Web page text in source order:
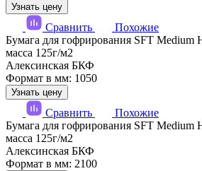
Узнать цену
Сравнить
Похожие
Бумага для гофрирования SFT Medium
масса 125г/м2
Алексинская БКФ
Формат в мм: 1050
Узнать цену
Сравнить
Похожие
Бумага для гофрирования SFT Medium
масса 125г/м2
Алексинская БКФ
Формат в мм: 2100